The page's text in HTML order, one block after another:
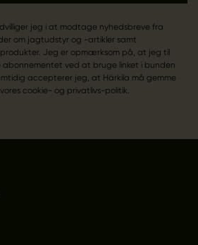
jeg i at modtage nyhedsbreve fra
om jagtudstyr og -artikler samt
Jeg er opmærksom på, at jeg til
abonnementet ved at bruge linket i bunden
accepterer jeg, at Härkila må gemme
cookie- og privatlivs-politik.